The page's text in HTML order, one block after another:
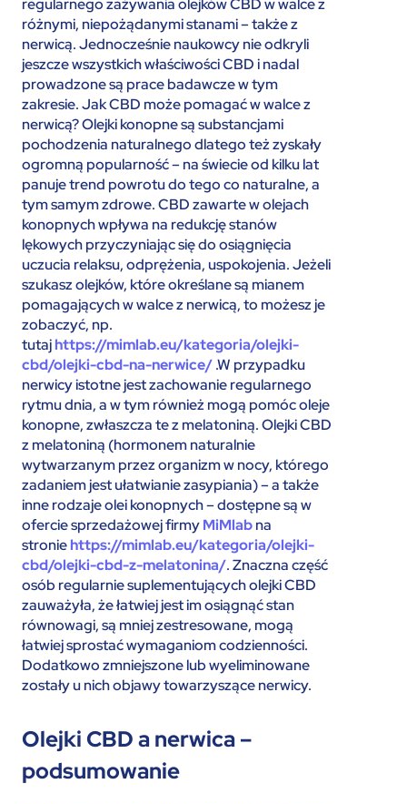
regularnego zażywania olejków CBD w walce z
różnymi, niepożądanymi stanami – także z
nerwicą. Jednocześnie naukowcy nie odkryli
jeszcze wszystkich właściwości CBD i nadal
prowadzone są prace badawcze w tym
zakresie. Jak CBD może pomagać w walce z
nerwicą? Olejki konopne są substancjami
pochodzenia naturalnego dlatego też zyskały
ogromną popularność – na świecie od kilku lat
panuje trend powrotu do tego co naturalne, a
tym samym zdrowe. CBD zawarte w olejach
konopnych wpływa na redukcję stanów
lękowych przyczyniając się do osiągnięcia
uczucia relaksu, odprężenia, uspokojenia. Jeżeli
szukasz olejków, które określane są mianem
pomagających w walce z nerwicą, to możesz je
zobaczyć, np.
tutajhttps://mimlab.eu/kategoria/olejki-
cbd/olejki-cbd-na-nerwice/.W przypadku
nerwicy istotne jest zachowanie regularnego
rytmu dnia, a w tym również mogą pomóc oleje
konopne, zwłaszcza te z melatoniną. Olejki CBD
z melatoniną (hormonem naturalnie
wytwarzanym przez organizm w nocy, którego
zadaniem jest ułatwianie zasypiania) – a także
inne rodzaje olei konopnych – dostępne są w
ofercie sprzedażowej firmyMiMlabna
stroniehttps://mimlab.eu/kategoria/olejki-
cbd/olejki-cbd-z-melatonina/. Znaczna część
osób regularnie suplementujących olejki CBD
zauważyła, że łatwiej jest im osiągnąć stan
równowagi, są mniej zestresowane, mogą
łatwiej sprostać wymaganiom codzienności.
Dodatkowo zmniejszone lub wyeliminowane
zostały u nich objawy towarzyszące nerwicy.
Olejki CBD a nerwica –
podsumowanie